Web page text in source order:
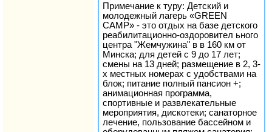
Примечание к туру: Детский и
молодежный лагерь «GREEN
CAMP» - это отдых на базе детского
реабилитационно-оздоровител ьного
центра "Жемчужина" в в 160 км от
Минска; для детей с 9 до 17 лет;
смены на 13 дней; размещение в 2, 3-
х местных номерах с удобствами на
блок; питание полный пансион +;
анимационная программа,
спортивные и развлекательные
мероприятия, дискотеки; санаторное
лечение, пользование бассейном и